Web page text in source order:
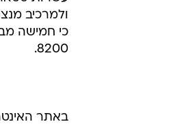
ולמרכיב
כי חמישה
8200.